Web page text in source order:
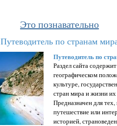
Это познавательно
Путеводитель по странам
Путеводитель по
Раздел сайта
географическом
культуре,
стран мира и жизни
Предназначен для тех,
путешествие или
историей,